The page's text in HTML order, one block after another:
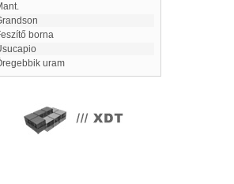
Mant.
Grandson
Feszítő borna
Usucapio
Öregebbik uram